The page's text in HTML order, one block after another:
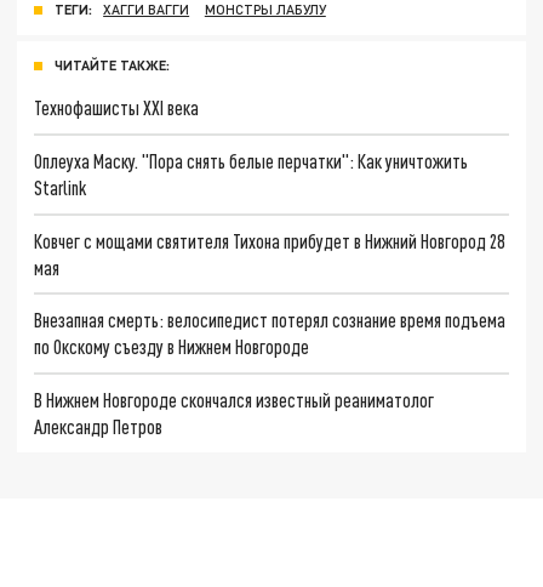
ТЕГИ: ХАГГИ ВАГГИ МОНСТРЫ ЛАБУЛУ
ЧИТАЙТЕ ТАКЖЕ:
Технофашисты XXI века
Оплеуха Маску. "Пора снять белые перчатки": Как уничтожить
Starlink
Ковчег с мощами святителя Тихона прибудет в Нижний Новгород 28
мая
Внезапная смерть: велосипедист потерял сознание время подъема
по Окскому съезду в Нижнем Новгороде
В Нижнем Новгороде скончался известный реаниматолог
Александр Петров